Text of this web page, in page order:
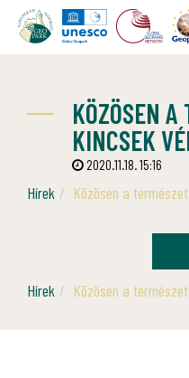
KÖZÖSEN A
KINCSEK
2020.11.18. 15:16
Hírek Közösen a
Hírek
Közösen a